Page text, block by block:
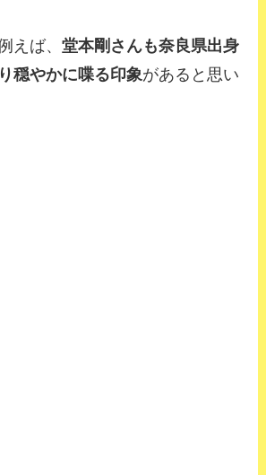
えば、堂本剛さんも奈良県出身
穏やかに喋る印象があると思い